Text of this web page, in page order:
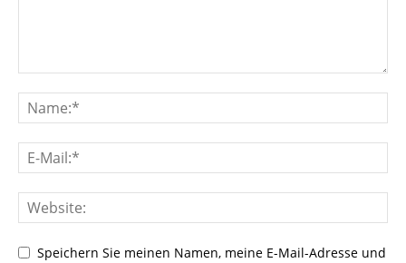
Speichern Sie meinen Namen, meine E-Mail-Adresse und